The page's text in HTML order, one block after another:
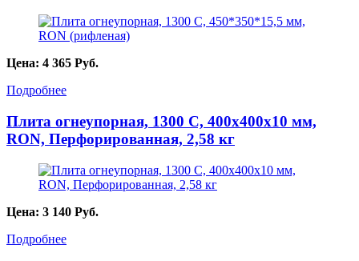
Цена: 4 365 Руб.
Подробнее
Плита огнеупорная, 1300 С, 400х400х10 мм,
RON, Перфорированная, 2,58 кг
Цена: 3 140 Руб.
Подробнее